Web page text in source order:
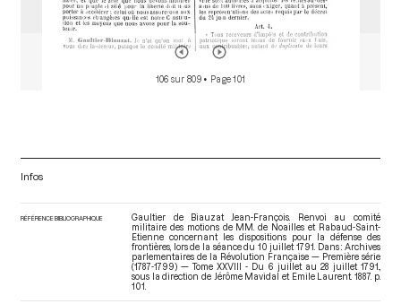
106 sur 809 • Page 101
Infos
RÉFÉRENCE BIBLIOGRAPHIQUE
Gaultier de Biauzat Jean-François. Renvoi au comité
militaire des motions de MM. de Noailles et Rabaud-Saint-
Etienne concernant les dispositions pour la défense des
frontières, lors de la séance du 10 juillet 1791. Dans : Archives
parlementaires de la Révolution Française — Première série
(1787-1799) — Tome XXVIII - Du 6 juillet au 28 juillet 1791.
sous la direction de Jérôme Mavidal et Emile Laurent. 1887. p.
101.